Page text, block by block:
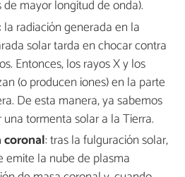
mayor longitud de onda).
: la radiación generada en la
solar tarda en chocar contra
Entonces, los rayos X y los
(o producen iones) en la parte
De esta manera, ya sabemos
tormenta solar a la Tierra.
coronal: tras la fulguración solar,
emite la nube de plasma